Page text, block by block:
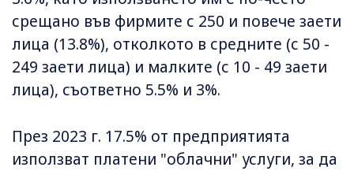
срещано във фирмите с 250 и повече заети
лица (13.8%), отколкото в средните (с 50 -
249 заети лица) и малките (с 10 - 49 заети
лица), съответно 5.5% и 3%.
През 2023 г. 17.5% от предприятията
използват платени "облачни" услуги, за да